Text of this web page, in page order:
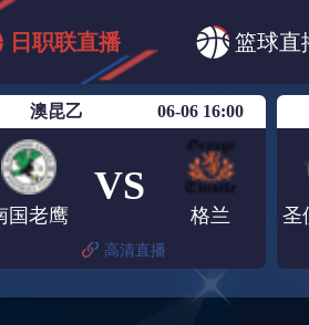
日职联直播 篮球直
日职联
日职联广岛三箭
澳昆乙 06-06 16:00
国老鹰
VS
格兰
高清直播